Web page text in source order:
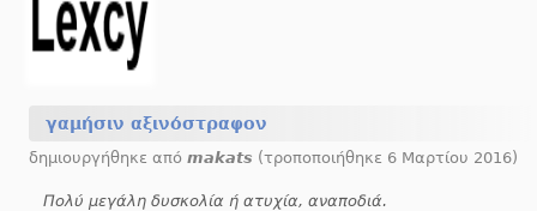
γαμήσιν αξινόστραφον
δημιουργήθηκε απόmakats (τροποποιήθηκε 6 Μαρτίου 2016)
Πολύ μεγάλη δυσκολία ή ατυχία, αναποδιά.